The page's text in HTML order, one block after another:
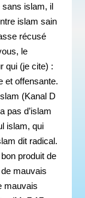
sans islam, il
islam sain
récusé
le
qui (je cite) :
et offensante.
(Kanal D
pas d’islam
islam, qui
dit radical.
produit de
mauvais
mauvais